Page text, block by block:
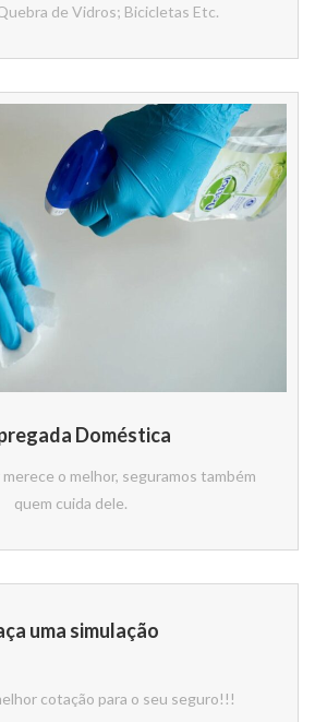
de Vidros; Bicicletas Etc.
Doméstica
o melhor, seguramos também
quem cuida dele.
uma simulação
cotação para o seu seguro!!!